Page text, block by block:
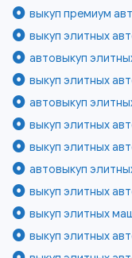
выкуп премиум
выкуп элитных
автовыкуп
выкуп элитных
автовыкуп
выкуп элитных
выкуп элитных
автовыкуп
выкуп элитных
выкуп элитных
выкуп элитных